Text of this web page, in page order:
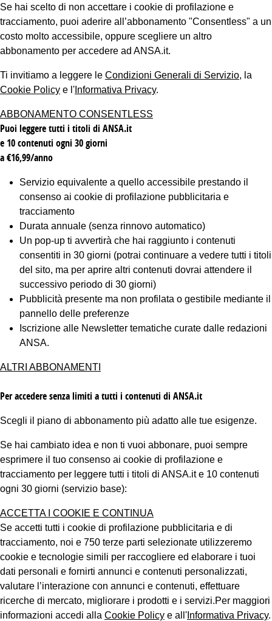
Se hai scelto di non accettare i cookie di profilazione e
tracciamento, puoi aderire all’abbonamento "Consentless" a un
costo molto accessibile, oppure scegliere un altro
abbonamento per accedere ad ANSA.it.
Ti invitiamo a leggere le Condizioni Generali di Servizio, la
Cookie Policy e l' Informativa Privacy.
ABBONAMENTO CONSENTLESS
Puoi leggere tutti i titoli di ANSA.it
e 10 contenuti ogni 30 giorni
a €16,99/anno
Servizio equivalente a quello accessibile prestando il
consenso ai cookie di profilazione pubblicitaria e
tracciamento
Durata annuale (senza rinnovo automatico)
Un pop-up ti avvertirà che hai raggiunto i contenuti
consentiti in 30 giorni (potrai continuare a vedere tutti i titoli
del sito, ma per aprire altri contenuti dovrai attendere il
successivo periodo di 30 giorni)
Pubblicità presente ma non profilata o gestibile mediante il
pannello delle preferenze
Iscrizione alle Newsletter tematiche curate dalle redazioni
ANSA.
ALTRI ABBONAMENTI
Per accedere senza limiti a tutti i contenuti di ANSA.it
Scegli il piano di abbonamento più adatto alle tue esigenze.
Se hai cambiato idea e non ti vuoi abbonare, puoi sempre
esprimere il tuo consenso ai cookie di profilazione e
tracciamento per leggere tutti i titoli di ANSA.it e 10 contenuti
ogni 30 giorni (servizio base):
ACCETTA I COOKIE E CONTINUA
Se accetti tutti i cookie di profilazione pubblicitaria e di
tracciamento, noi e 750 terze parti selezionate utilizzeremo
cookie e tecnologie simili per raccogliere ed elaborare i tuoi
dati personali e fornirti annunci e contenuti personalizzati,
valutare l’interazione con annunci e contenuti, effettuare
ricerche di mercato, migliorare i prodotti e i servizi.Per maggiori
informazioni accedi alla Cookie Policy e all' Informativa Privacy.